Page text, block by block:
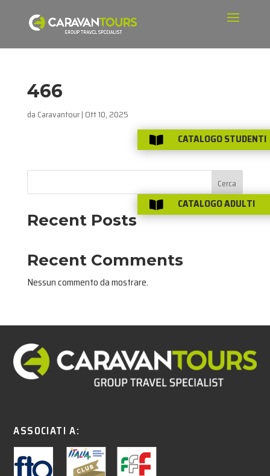
466
da Caravantour| Ott 10, 2025
Cerca
Recent Posts
Recent Comments
Nessun commento da mostrare.
ASSOCIATI A:
 CATALOGO STUDENTI
 CATALOGO ADULTI